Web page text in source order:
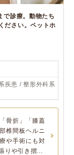
で診療。動物たち
ださい。ペットホ
疾患 / 整形外科系
骨折」「膝蓋
椎間板ヘルニ
や手術にも対
りや引き摺...